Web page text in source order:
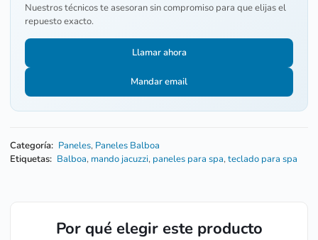
Nuestros técnicos te asesoran sin compromiso para que elijas el
repuesto exacto.
Llamar ahora
Mandar email
Categoría: Paneles, Paneles Balboa
Etiquetas: Balboa, mando jacuzzi, paneles para spa,teclado para spa
Por qué elegir este producto